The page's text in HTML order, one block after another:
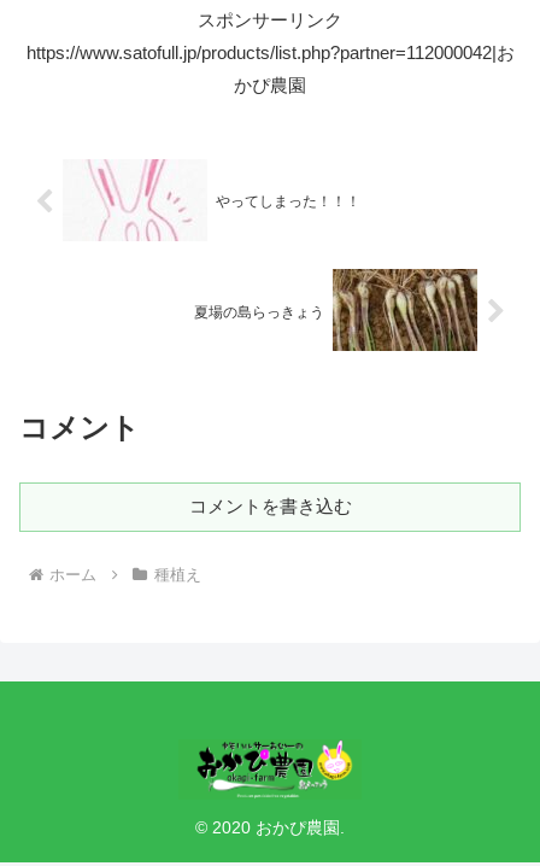
スポンサーリンク
https://www.satofull.jp/products/list.php?partner=112000042|お
かぴ農園
やってしまった！！！
夏場の島らっきょう
コメント
コメントを書き込む
ホーム 種植え
© 2020 おかぴ農園.